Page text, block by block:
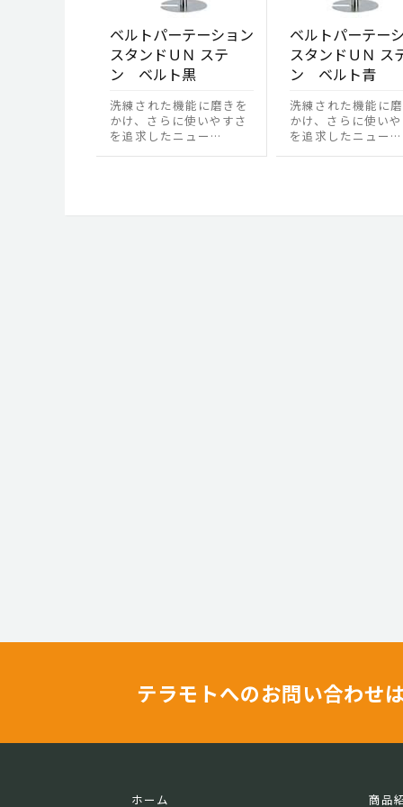
ベルトパーテーション
スタンドＵＮ ステ
ン ベルト黒
洗練された機能に磨きを
かけ、さらに使いやすさ
を追求したニュー…
ベルトパーテー
スタンドＵＮ ス
ン ベルト青
洗練された機能に
かけ、さらに使い
を追求したニュー…
テラモトへのお問い合わせ
ホーム 商品